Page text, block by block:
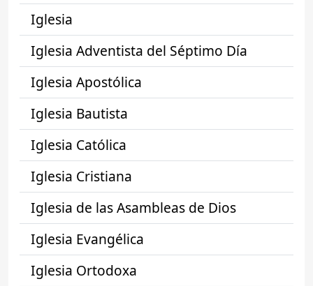
Iglesia
Iglesia Adventista del Séptimo Día
Iglesia Apostólica
Iglesia Bautista
Iglesia Católica
Iglesia Cristiana
Iglesia de las Asambleas de Dios
Iglesia Evangélica
Iglesia Ortodoxa